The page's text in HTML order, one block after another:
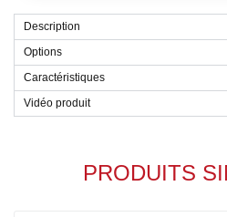
Description
Options
Caractéristiques
Vidéo produit
PRODUITS